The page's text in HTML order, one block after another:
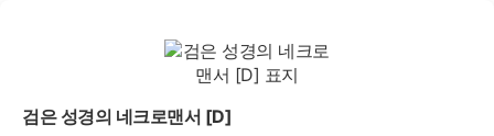
검은 성경의 네크로맨서 [D]